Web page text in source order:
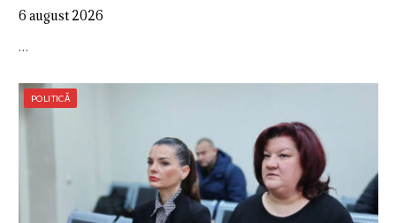
6 august 2026
…
POLITICĂ